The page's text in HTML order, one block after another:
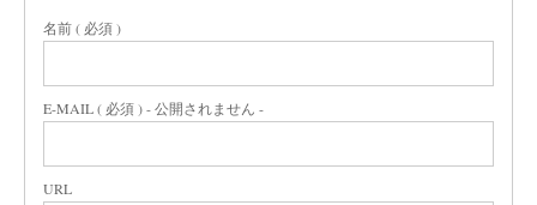
名前 ( 必須 )
E-MAIL ( 必須 ) - 公開されません -
URL